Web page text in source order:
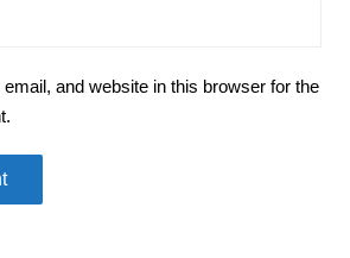
and website in this browser for the